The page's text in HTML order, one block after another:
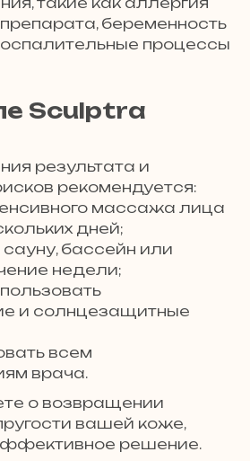
беременность
процессы
Sculptra
результата и
рекомендуется:
массажа лица
дней;
бассейн или
недели;
и солнцезащитные
всем
врача.
о возвращении
вашей коже,
решение.